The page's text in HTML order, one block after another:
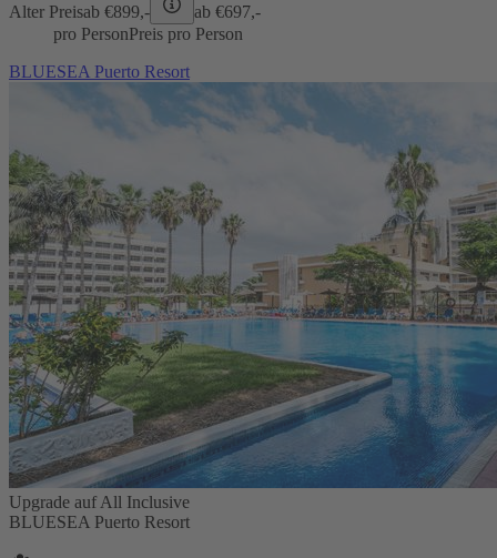
Alter Preisab €899,- ab €697,-
pro PersonPreis pro Person
BLUESEA Puerto Resort
Upgrade auf All Inclusive
BLUESEA Puerto Resort